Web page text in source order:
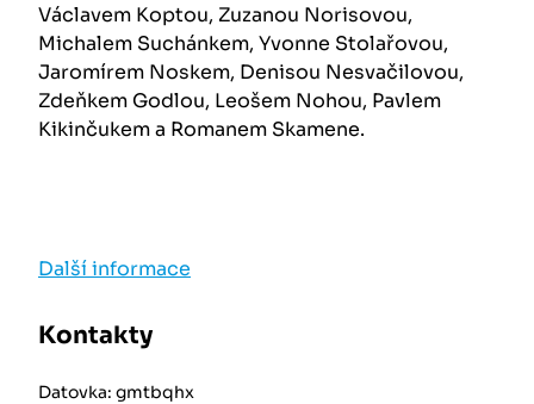
Václavem Koptou, Zuzanou Norisovou,
Michalem Suchánkem, Yvonne Stolařovou,
Jaromírem Noskem, Denisou Nesvačilovou,
Zdeňkem Godlou, Leošem Nohou, Pavlem
Kikinčukem a Romanem Skamene.
Další informace
Kontakty
Datovka: gmtbqhx